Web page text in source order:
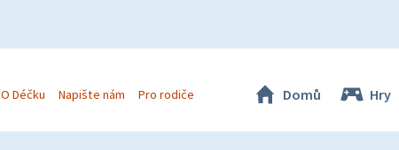
O Déčku Napište nám Pro rodiče Domů Hry